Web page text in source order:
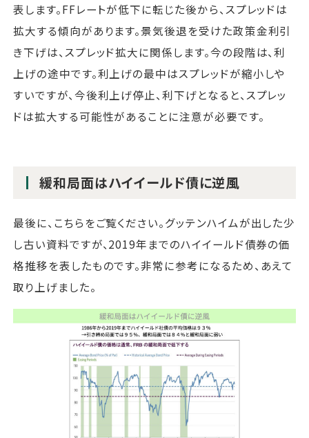
表します。FFレートが低下に転じた後から、スプレッドは
拡大する傾向があります。景気後退を受けた政策金利引
き下げは、スプレッド拡大に関係します。今の段階は、利
上げの途中です。利上げの最中はスプレッドが縮小しや
すいですが、今後利上げ停止、利下げとなると、スプレッ
ドは拡大する可能性があることに注意が必要です。
緩和局面はハイイールド債に逆風
最後に、こちらをご覧ください。グッテンハイムが出した少
し古い資料ですが、2019年までのハイイールド債券の価
格推移を表したものです。非常に参考になるため、あえて
取り上げました。